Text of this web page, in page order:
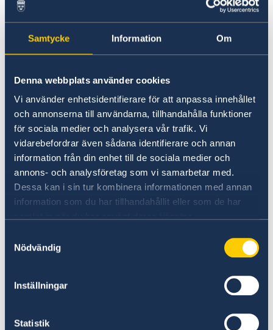
Samtycke Information Om
Denna webbplats använder cookies
Vi använder enhetsidentifierare för att anpassa innehållet
och annonserna till användarna, tillhandahålla funktioner
för sociala medier och analysera vår trafik. Vi
vidarebefordrar även sådana identifierare och annan
information från din enhet till de sociala medier och
annons- och analysföretag som vi samarbetar med.
Dessa kan i sin tur kombinera informationen med annan
information som du har tillhandahållit eller som de har
Nödvändig
Inställningar
Statistik
som du
Folkeregistret/Skatteetaten
hemsida kan registrerte opplysninger
beställas på tel 800 80 000.
Dokumentet får inte vara äldre än en
månad när du gör ansökan.
Biljett/resebokning (kopia ska bifogas
ansökan)
Två (2) nytagna fotografier i storlek 35 x 40
mm
ovanstående:
Sverige,
där båda föräldrarnas namn
Utskrift av "registrerte opplysninger" på